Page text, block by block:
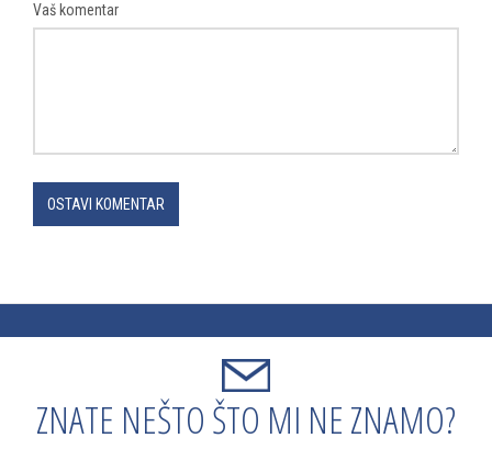
Vaš komentar
OSTAVI KOMENTAR
ZNATE NEŠTO ŠTO MI NE ZNAMO?